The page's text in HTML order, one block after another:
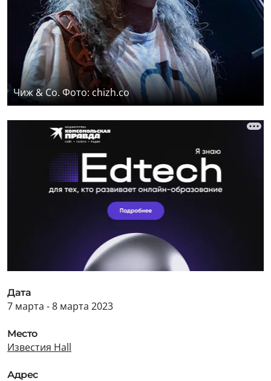
Чиж & Co. Фото: chizh.co
Дата
7 марта - 8 марта 2023
Место
Известия Hall
Адрес